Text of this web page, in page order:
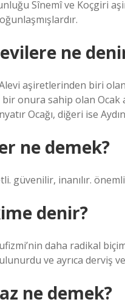
Sînemî ve Koçgiri
ne
aşiretlerinden biri
onura sahip olan Ocak
Ocağı, diğeri ise
ne demek?
güvenilir, inanılır.
denir?
daha radikal
ve ayrıca derviş
ne demek?